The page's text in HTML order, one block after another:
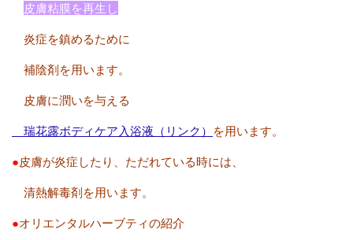
皮膚粘膜を再生し
炎症を鎮めるために
補陰剤を用います。
皮膚に潤いを与える
瑞花露ボディケア入浴液（リンク） を用います。
●皮膚が炎症したり、ただれている時には、
清熱解毒剤を用います。
●オリエンタルハーブティの紹介